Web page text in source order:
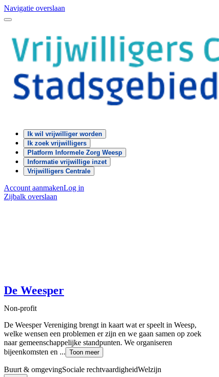
Navigatie overslaan
Ik wil vrijwilliger worden
Ik zoek vrijwilligers
Platform Informele Zorg Weesp
Informatie vrijwillige inzet
Vrijwilligers Centrale
Account aanmakenLog in
Zijbalk overslaan
De Weesper
Non-profit
De Weesper Vereniging brengt in kaart wat er speelt in Weesp,
welke wensen een problemen er zijn en we gaan samen op zoek
naar gemeenschappelijke standpunten. We organiseren
bijeenkomsten en ... Toon meer
Buurt & omgevingSociale rechtvaardigheidWelzijn